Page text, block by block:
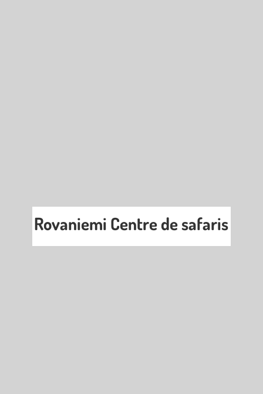
Rovaniemi Centre de safaris